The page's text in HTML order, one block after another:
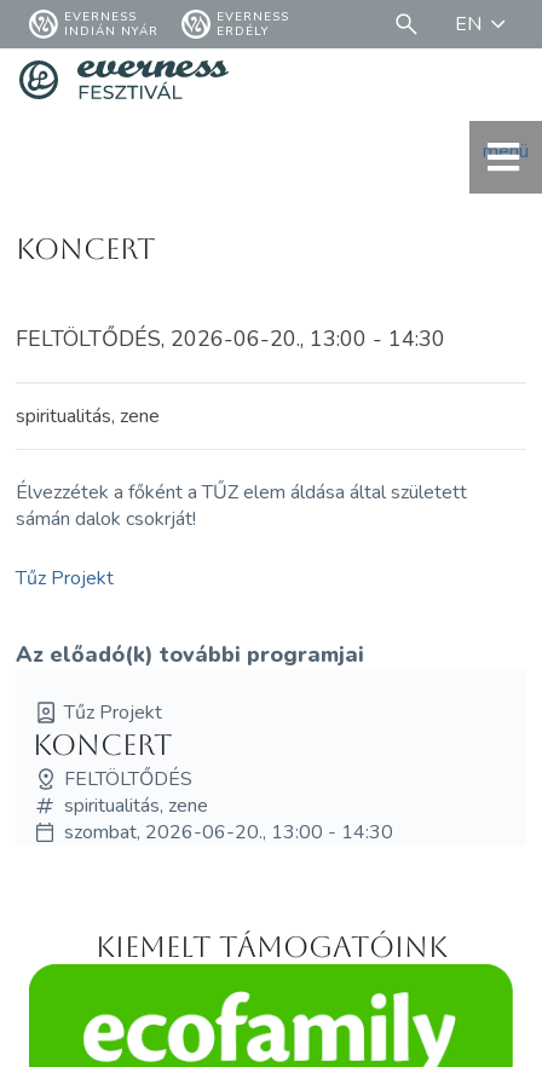
EVERNESS
INDIÁN NYÁR
EVERNESS
ERDÉLY
EN
menü
Koncert
FELTÖLTŐDÉS, 2026-06-20., 13:00 - 14:30
spiritualitás, zene
Élvezzétek a főként a TŰZ elem áldása által született
sámán dalok csokrját!
Tűz Projekt
Az előadó(k) további programjai
Tűz Projekt
Koncert
FELTÖLTŐDÉS
spiritualitás, zene
szombat, 2026-06-20., 13:00 - 14:30
Kiemelt támogatóink